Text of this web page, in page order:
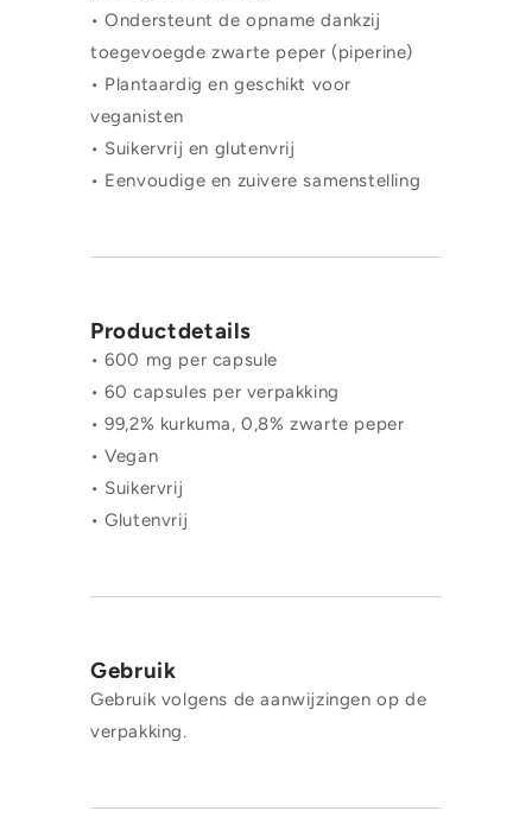
• Ondersteunt de opname dankzij
toegevoegde zwarte peper (piperine)
• Plantaardig en geschikt voor
veganisten
• Suikervrij en glutenvrij
• Eenvoudige en zuivere samenstelling
Productdetails
• 600 mg per capsule
• 60 capsules per verpakking
• 99,2% kurkuma, 0,8% zwarte peper
• Vegan
• Suikervrij
• Glutenvrij
Gebruik
Gebruik volgens de aanwijzingen op de
verpakking.